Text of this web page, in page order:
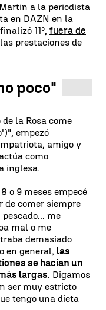
a la periodista
en DAZN en la
11º, fuera de
prestaciones de
poco"
de la Rosa come
empezó
amigo y
como
inglesa.
o 9 meses empecé
de comer siempre
pescado... me
mal o me
demasiado
en general, las
se hacían un
largas. Digamos
ser muy estricto
tengo una dieta